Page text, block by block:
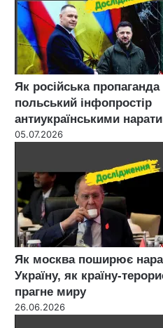
Як російська пропаганда
польський інфопростір
антиукраїнськими
05.07.2026
Як москва поширює
Україну, як країну-
прагне миру
26.06.2026